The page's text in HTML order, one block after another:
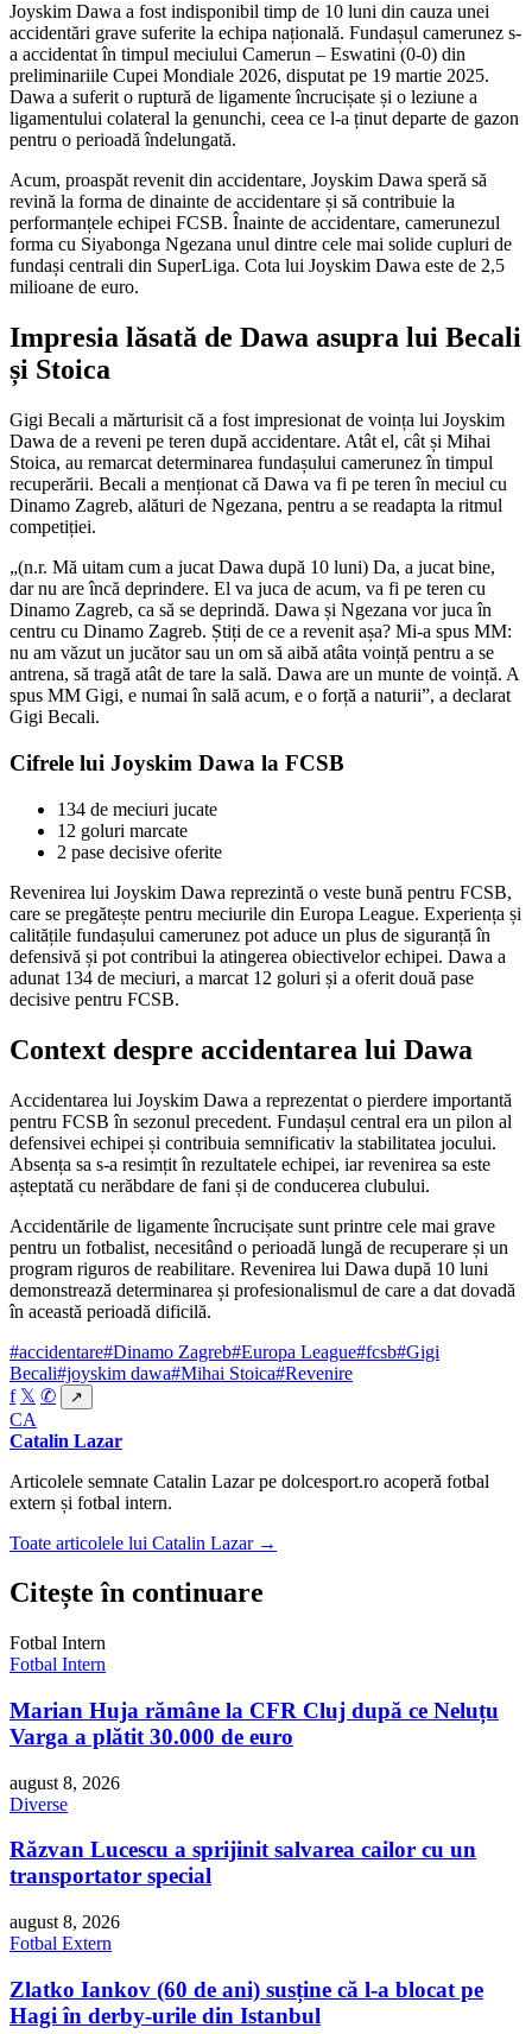
Joyskim Dawa a fost indisponibil timp de 10 luni din cauza unei
accidentări grave suferite la echipa națională. Fundașul camerunez s-
a accidentat în timpul meciului Camerun – Eswatini (0-0) din
preliminariile Cupei Mondiale 2026, disputat pe 19 martie 2025.
Dawa a suferit o ruptură de ligamente încrucișate și o leziune a
ligamentului colateral la genunchi, ceea ce l-a ținut departe de gazon
pentru o perioadă îndelungată.
Acum, proaspăt revenit din accidentare, Joyskim Dawa speră să
revină la forma de dinainte de accidentare și să contribuie la
performanțele echipei FCSB. Înainte de accidentare, camerunezul
forma cu Siyabonga Ngezana unul dintre cele mai solide cupluri de
fundași centrali din SuperLiga. Cota lui Joyskim Dawa este de 2,5
milioane de euro.
Impresia lăsată de Dawa asupra lui Becali
și Stoica
Gigi Becali a mărturisit că a fost impresionat de voința lui Joyskim
Dawa de a reveni pe teren după accidentare. Atât el, cât și Mihai
Stoica, au remarcat determinarea fundașului camerunez în timpul
recuperării. Becali a menționat că Dawa va fi pe teren în meciul cu
Dinamo Zagreb, alături de Ngezana, pentru a se readapta la ritmul
competiției.
„(n.r. Mă uitam cum a jucat Dawa după 10 luni) Da, a jucat bine,
dar nu are încă deprindere. El va juca de acum, va fi pe teren cu
Dinamo Zagreb, ca să se deprindă. Dawa și Ngezana vor juca în
centru cu Dinamo Zagreb. Știți de ce a revenit așa? Mi-a spus MM:
nu am văzut un jucător sau un om să aibă atâta voință pentru a se
antrena, să tragă atât de tare la sală. Dawa are un munte de voință. A
spus MM Gigi, e numai în sală acum, e o forță a naturii”, a declarat
Gigi Becali.
Cifrele lui Joyskim Dawa la FCSB
134 de meciuri jucate
12 goluri marcate
2 pase decisive oferite
Revenirea lui Joyskim Dawa reprezintă o veste bună pentru FCSB,
care se pregătește pentru meciurile din Europa League. Experiența și
calitățile fundașului camerunez pot aduce un plus de siguranță în
defensivă și pot contribui la atingerea obiectivelor echipei. Dawa a
adunat 134 de meciuri, a marcat 12 goluri și a oferit două pase
decisive pentru FCSB.
Context despre accidentarea lui Dawa
Accidentarea lui Joyskim Dawa a reprezentat o pierdere importantă
pentru FCSB în sezonul precedent. Fundașul central era un pilon al
defensivei echipei și contribuia semnificativ la stabilitatea jocului.
Absența sa s-a resimțit în rezultatele echipei, iar revenirea sa este
așteptată cu nerăbdare de fani și de conducerea clubului.
Accidentările de ligamente încrucișate sunt printre cele mai grave
pentru un fotbalist, necesitând o perioadă lungă de recuperare și un
program riguros de reabilitare. Revenirea lui Dawa după 10 luni
demonstrează determinarea și profesionalismul de care a dat dovadă
în această perioadă dificilă.
#accidentare#Dinamo Zagreb#Europa League#fcsb#Gigi
Becali#joyskim dawa#Mihai Stoica#Revenire
f 𝕏 ✆ ↗
CA
Catalin Lazar
Articolele semnate Catalin Lazar pe dolcesport.ro acoperă fotbal
extern și fotbal intern.
Toate articolele lui Catalin Lazar →
Citește în continuare
Fotbal Intern
Fotbal Intern
Marian Huja rămâne la CFR Cluj după ce Neluțu
Varga a plătit 30.000 de euro
august 8, 2026
Diverse
Răzvan Lucescu a sprijinit salvarea cailor cu un
transportator special
august 8, 2026
Fotbal Extern
Zlatko Iankov (60 de ani) susține că l-a blocat pe
Hagi în derby-urile din Istanbul